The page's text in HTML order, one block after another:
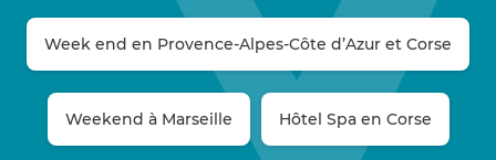
Week end en Provence-Alpes-Côte d’Azur et Corse
Weekend à Marseille Hôtel Spa en Corse